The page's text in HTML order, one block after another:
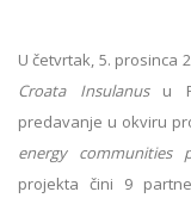
U četvrtak, 5. prosinca
Croata Insulanusu
predavanje u okviru
energy communities
projekta čini 9